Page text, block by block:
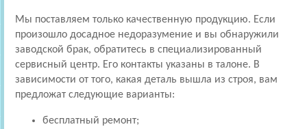
Мы поставляем только качественную продукцию. Если
произошло досадное недоразумение и вы обнаружили
заводской брак, обратитесь в специализированный
сервисный центр. Его контакты указаны в талоне. В
зависимости от того, какая деталь вышла из строя, вам
предложат следующие варианты:
бесплатный ремонт;